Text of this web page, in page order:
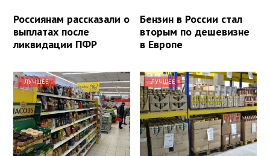
Россиянам рассказали о
выплатах после
ликвидации ПФР
Бензин в России стал
вторым по дешевизне
в Европе
ЛУЧШЕЕ ЛУЧШЕЕ